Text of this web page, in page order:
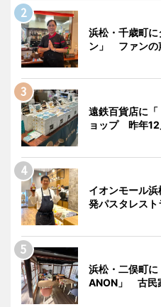
浜松・千歳町
ン」 ファンの
遠鉄百貨店に
ョップ 昨年12
イオンモール
発パスタレス
浜松・二俣町
ANON」 古民